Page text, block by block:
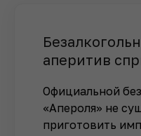
аперитив
Официальной
«Апероля» не
приготовить